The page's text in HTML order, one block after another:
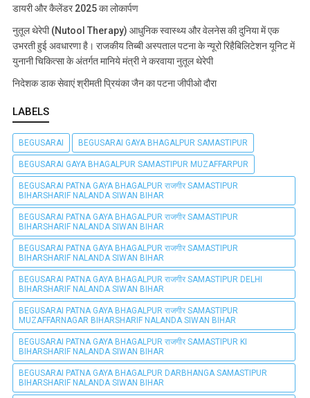
डायरी और कैलेंडर 2025 का लोकार्पण
नुतूल थेरेपी (Nutool Therapy) आधुनिक स्वास्थ्य और वेलनेस की दुनिया में एक
उभरती हुई अवधारणा है। राजकीय तिब्बी अस्पताल पटना के न्यूरो रिहैबिलिटेशन यूनिट में
युनानी चिकित्सा के अंतर्गत मानिये मंत्री ने करवाया नुतूल थेरेपी
निदेशक डाक सेवाएं श्रीमती प्रियंका जैन का पटना जीपीओ दौरा
LABELS
BEGUSARAI BEGUSARAI GAYA BHAGALPUR SAMASTIPUR
BEGUSARAI GAYA BHAGALPUR SAMASTIPUR MUZAFFARPUR
BEGUSARAI PATNA GAYA BHAGALPUR राजगीर SAMASTIPUR
BIHARSHARIF NALANDA SIWAN BIHAR
BEGUSARAI PATNA GAYA BHAGALPUR राजगीर SAMASTIPUR
BIHARSHARIF NALANDA SIWAN BIHAR
BEGUSARAI PATNA GAYA BHAGALPUR राजगीर SAMASTIPUR
BIHARSHARIF NALANDA SIWAN BIHAR
BEGUSARAI PATNA GAYA BHAGALPUR राजगीर SAMASTIPUR DELHI
BIHARSHARIF NALANDA SIWAN BIHAR
BEGUSARAI PATNA GAYA BHAGALPUR राजगीर SAMASTIPUR
MUZAFFARNAGAR BIHARSHARIF NALANDA SIWAN BIHAR
BEGUSARAI PATNA GAYA BHAGALPUR राजगीर SAMASTIPUR KI
BIHARSHARIF NALANDA SIWAN BIHAR
BEGUSARAI PATNA GAYA BHAGALPUR DARBHANGA SAMASTIPUR
BIHARSHARIF NALANDA SIWAN BIHAR